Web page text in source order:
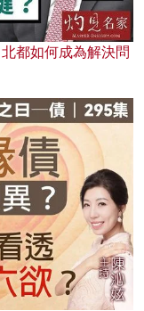
都如何成為解決問